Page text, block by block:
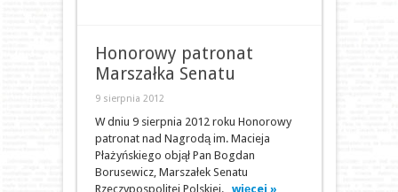
Honorowy patronat
Marszałka Senatu
9 sierpnia 2012
W dniu 9 sierpnia 2012 roku Honorowy
patronat nad Nagrodą im. Macieja
Płażyńskiego objął Pan Bogdan
Borusewicz, Marszałek Senatu
Rzeczypospolitej Polskiej. więcej »